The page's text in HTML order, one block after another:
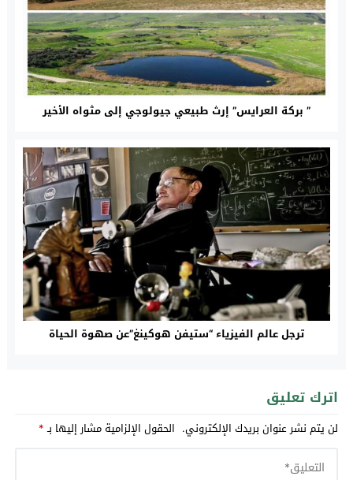
” بركة العرايس” إرث طبيعي جيولوجي إلى مثواه الأخير
ترجل عالم الفيزياء “ستيفن هوكينغ”عن صهوة الحياة
اترك تعليق
لن يتم نشر عنوان بريدك الإلكتروني. الحقول الإلزامية مشار إليها بـ*